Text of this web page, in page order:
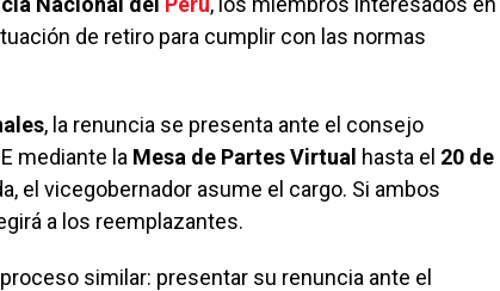
de retiro para cumplir con las normas
, la renuncia se presenta ante el consejo
mediante la Mesa de Partes Virtual hasta el 20 de
el vicegobernador asume el cargo. Si ambos
a los reemplazantes.
similar: presentar su renuncia ante el